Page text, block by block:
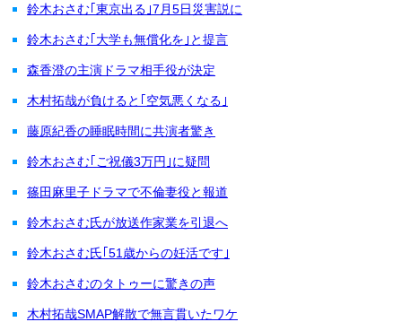
鈴木おさむ｢東京出る｣7月5日災害説に
鈴木おさむ｢大学も無償化を｣と提言
森香澄の主演ドラマ相手役が決定
木村拓哉が負けると｢空気悪くなる｣
藤原紀香の睡眠時間に共演者驚き
鈴木おさむ｢ご祝儀3万円｣に疑問
篠田麻里子ドラマで不倫妻役と報道
鈴木おさむ氏が放送作家業を引退へ
鈴木おさむ氏｢51歳からの妊活です｣
鈴木おさむのタトゥーに驚きの声
木村拓哉SMAP解散で無言貫いたワケ